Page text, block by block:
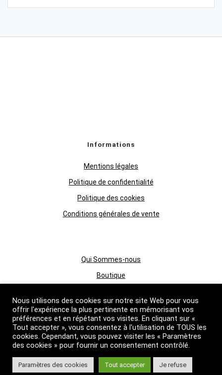
Informations
Mentions légales
Politique de confidentialité
Politique des cookies
Conditions générales de vente
Qui Sommes-nous
Boutique
Suivez nous
© 2026 Primessence. Tous droits réservés.
Nous utilisons des cookies sur notre site Web pour vous
offrir l'expérience la plus pertinente en mémorisant vos
préférences et en répétant vos visites. En cliquant sur «
Tout accepter », vous consentez à l'utilisation de TOUS les
cookies. Cependant, vous pouvez visiter les « Paramètres
des cookies » pour fournir un consentement contrôlé.
Paramètres des cookies Tout accepter Je refuse